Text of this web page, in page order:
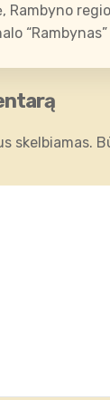
Rambyno
skelbiamas.